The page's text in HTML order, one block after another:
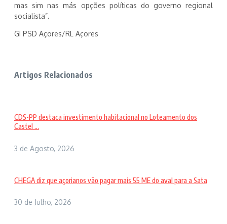
mas sim nas más opções políticas do governo regional
socialista”.
GI PSD Açores/RL Açores
Artigos Relacionados
CDS-PP destaca investimento habitacional no Loteamento dos
Castel ...
3 de Agosto, 2026
CHEGA diz que açorianos vão pagar mais 55 ME do aval para a Sata
30 de Julho, 2026